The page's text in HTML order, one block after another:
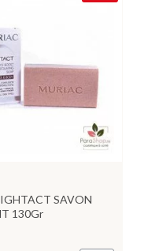
SAVON
130Gr